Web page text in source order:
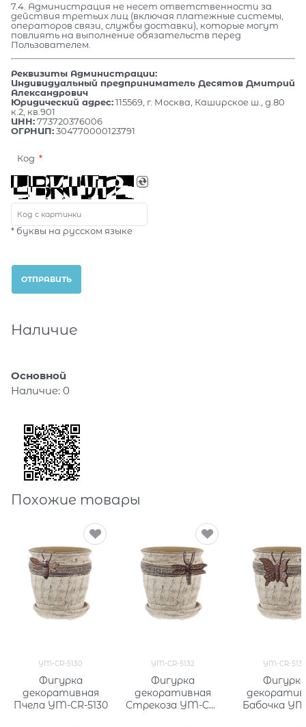
7.4. Администрация не несет ответственности за
действия третьих лиц (включая платежные системы,
операторов связи, службы доставки), которые могут
повлиять на выполнение обязательств перед
Пользователем.
Реквизиты Администрации:
Индивидуальный предприниматель Десятов Дмитрий
Александрович
Юридический адрес:115569, г. Москва, Каширское ш., д.80
к.2, кв.901
ИНН:773720376006
ОГРНИП:304770000123791
Код
* буквы на русском языке
Наличие
Основной
Наличие: 0
Похожие товары
YM-CR-5130
Фигурка
декоративная
Пчела YM-CR-5130
YM-CR-5132
Фигурка
декоративная
Стрекоза YM-CR-
YM-CR-5133
Фигурка
Бабочка